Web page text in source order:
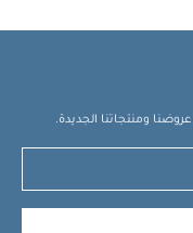
ومنتجاتنا الجديدة.